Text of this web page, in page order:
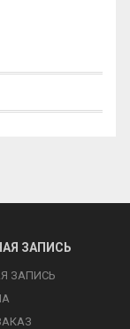
ЗАПИСЬ
ЗАПИСЬ